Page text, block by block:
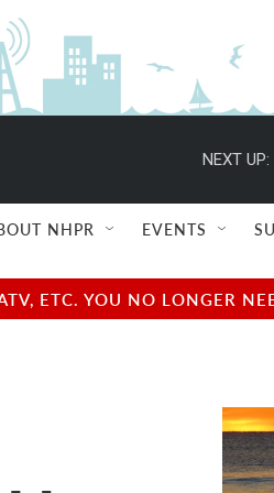
NEXT UP:
NHPR EVENTS
ETC. YOU NO LONGER